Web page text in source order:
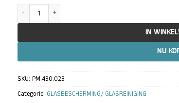
Clean-X Invisible Shield Starterspakket – Glascoating
IN
NU
SKU: PM.430.023
Categorie: GLASBESCHERMING/ GLASREINIGING